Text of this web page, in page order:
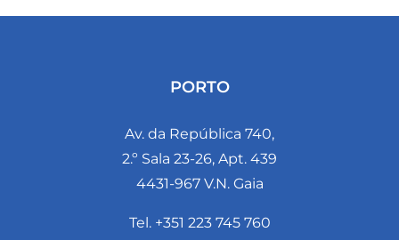
PORTO
Av. da República 740,
2.º Sala 23-26, Apt. 439
4431-967 V.N. Gaia
Tel. +351 223 745 760